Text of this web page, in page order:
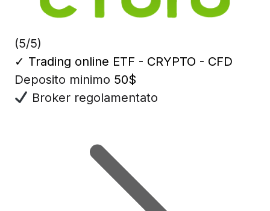
(5/5)
✓ Trading online ETF - CRYPTO - CFD
Deposito minimo 50$
Broker regolamentato